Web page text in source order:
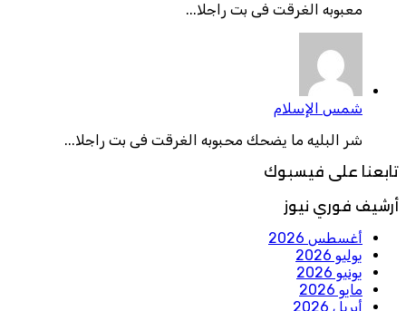
معبوبه الغرقت فى بت راجلا...
شمس الإسلام
شر البليه ما يضحك محبوبه الغرقت فى بت راجلا...
تابعنا على فيسبوك
أرشيف فوري نيوز
أغسطس 2026
يوليو 2026
يونيو 2026
مايو 2026
أبريل 2026